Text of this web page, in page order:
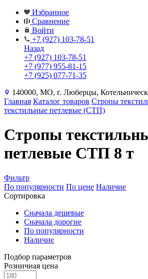
Избранное
Сравнение
Войти
+7 (927) 103-78-51
Назад
+7 (927) 103-78-51
+7 (977) 955-81-15
+7 (925) 077-71-35
140000, МО, г. Люберцы,
Главная Каталог товаров Стропы
текстильные петлевые (СТП)
Стропы
петлевые СТП 8 т
Фильтр
По популярности По цене Наличие
Сортировка
Сначала дешевые
Сначала дорогие
По популярности
Наличие
Подбор параметров
Розничная цена